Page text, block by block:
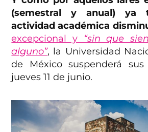
(semestral y anual) ya
actividad académica
excepcional y “sin que
alguno”, la Universidad
de México suspenderá
jueves 11 de junio.